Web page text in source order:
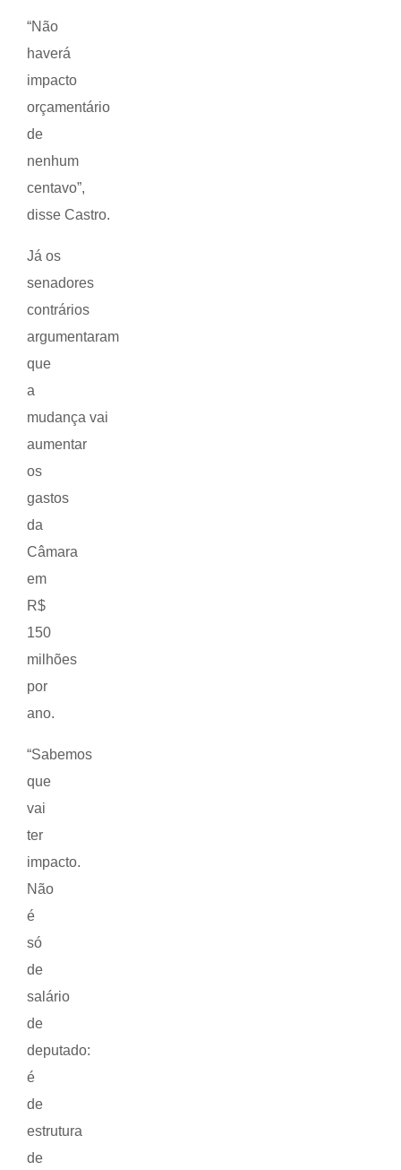
“Não
haverá
impacto
orçamentário
de
nenhum
centavo”,
disse Castro.
Já os
senadores
contrários
argumentaram
que
a
mudança vai
aumentar
os
gastos
da
Câmara
em
R$
150
milhões
por
ano.
“Sabemos
que
vai
ter
impacto.
Não
é
só
de
salário
de
deputado:
é
de
estrutura
de